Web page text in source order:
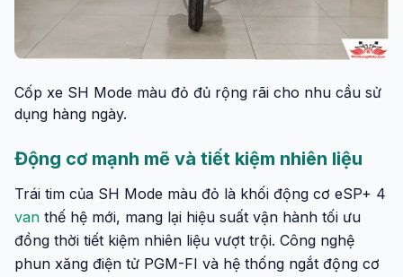
Cốp xe SH Mode màu đỏ đủ rộng rãi cho nhu cầu sử
dụng hàng ngày.
Động cơ mạnh mẽ và tiết kiệm nhiên liệu
Trái tim của SH Mode màu đỏ là khối động cơ eSP+ 4
van thế hệ mới, mang lại hiệu suất vận hành tối ưu
đồng thời tiết kiệm nhiên liệu vượt trội. Công nghệ
phun xăng điện tử PGM-FI và hệ thống ngắt động cơ